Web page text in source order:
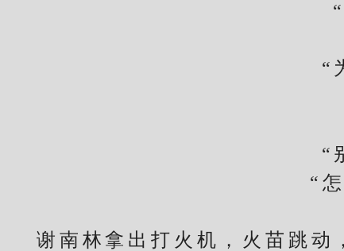
“
“
“为
“
“
“别
“怎
谢南林拿出打火机，火苗跳动